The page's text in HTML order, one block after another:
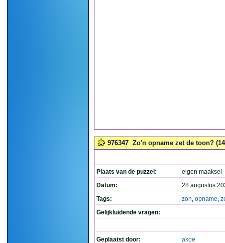
976347 Zo'n opname zet de toon?
Plaats van de puzzel:
eigen maaksel
Datum:
28 augustus
Tags:
zon, opname,
Gelijkluidende vragen:
Geplaatst door: akoe